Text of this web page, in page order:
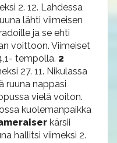
2. 12. Lahdessa
lähti viimeisen
ja se ehti
voittoon. Viimeiset
tempolla. 2
27. 11. Nikulassa
ruuna nappasi
vielä voiton.
kuolemanpaikka
kärsii
hallitsi viimeksi 2.